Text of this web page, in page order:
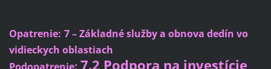
Opatrenie: 7 – Základné služby a obnova dedín vo
vidieckych oblastiach
: 7.2 Podpora na investície